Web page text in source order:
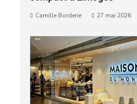
Camille Borderie 27 mai 2026